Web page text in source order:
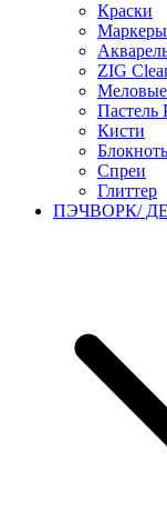
Краски
ZIG
Пастель
Кисти
Спреи
Глиттер
ПЭЧВОРК/